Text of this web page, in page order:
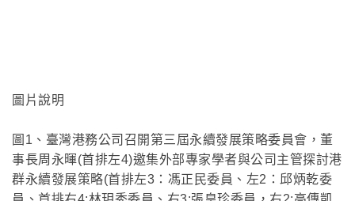
圖片說明
圖1、臺灣港務公司召開第三屆永續發展策略委員會，董
事長周永暉(首排左4)邀集外部專家學者與公司主管探討港
群永續發展策略(首排左3：馮正民委員、左2：邱炳乾委